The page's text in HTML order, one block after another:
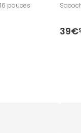
pouces
39€